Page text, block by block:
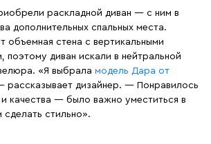
раскладной диван — с ним в
дополнительных спальных места.
объемная стена с вертикальными
поэтому диван искали в нейтральной
«Я выбрала модель Дара от
рассказывает дизайнер. — Понравилось
качества — было важно уместиться в
стильно».